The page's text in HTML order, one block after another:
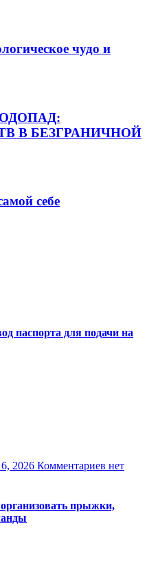
чудо и
В БЕЗГРАНИЧНОЙ
себе
паспорта для подачи на
2026 Комментариев нет
прыжки,